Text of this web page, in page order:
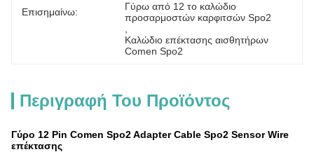
Επισημαίνω:
Γύρω από 12 το καλώδιο
προσαρμοστών καρφιτσών Spo2
Καλώδιο επέκτασης αισθητήρων
Comen Spo2
Περιγραφή Του Προϊόντος
Γύρο 12 Pin Comen Spo2 Adapter Cable Spo2 Sensor Wire
επέκτασης